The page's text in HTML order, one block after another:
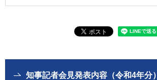
知事記者会見発表内容（令和4年分）